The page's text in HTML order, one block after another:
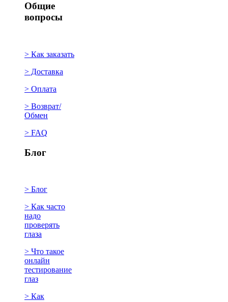
Общие
вопросы
> Как заказать
> Доставка
> Оплата
> Возврат/
Обмен
> FAQ
Блог
> Блог
> Как часто
надо
проверять
глаза
> Что такое
онлайн
тестирование
глаз
> Как